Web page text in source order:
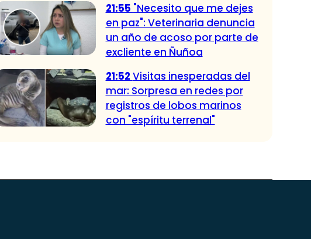
21:55 "Necesito que me dejes
en paz": Veterinaria denuncia
un año de acoso por parte de
excliente en Ñuñoa
21:52 Visitas inesperadas del
mar: Sorpresa en redes por
registros de lobos marinos
con "espíritu terrenal"